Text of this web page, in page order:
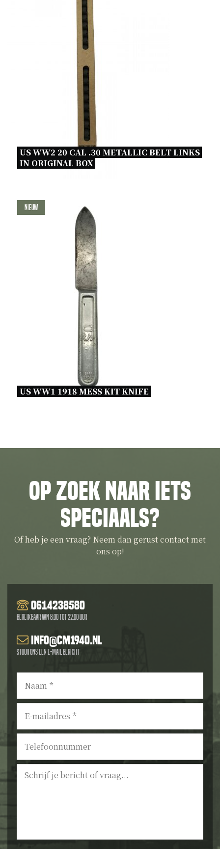
US WW2 20 CAL .30 METALLIC BELT LINKS
IN ORIGINAL BOX
Nieuw
US WW1 1918 MESS KIT KNIFE
Op zoek naar iets
speciaals?
Of heb je een vraag? Neem dan gerust contact met
ons op!
0614238580
Bereikbaar van 8.00 tot 22.00 uur
info@cm1940.nl
Stuur ons een e-mail bericht
mailadres *